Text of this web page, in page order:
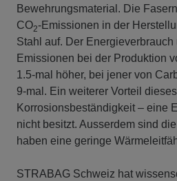
Bewehrungsmaterial. Die
CO2-Emissionen in der
Stahl auf. Der Energieverbrauch
Emissionen bei der Produktion
1.5-mal höher, bei jener von
9-mal. Ein weiterer Vorteil
Korrosionsbeständigkeit – eine
nicht besitzt. Ausserdem sind
haben eine geringe
STRABAG Schweiz hat